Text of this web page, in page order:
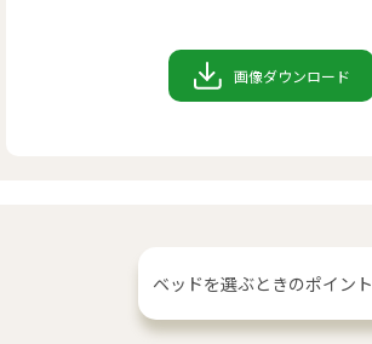
画像ダウンロード
ベッドを選ぶときのポイント